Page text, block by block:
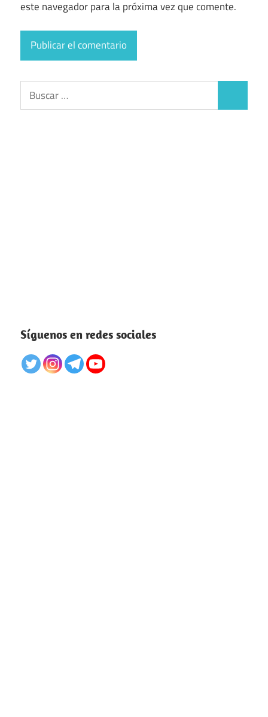
este navegador para la próxima vez que comente.
Buscar:
Síguenos en redes sociales